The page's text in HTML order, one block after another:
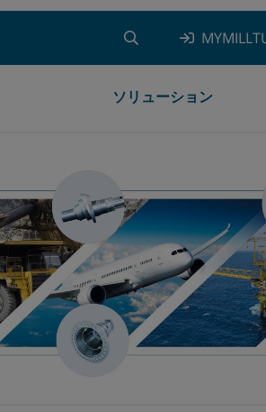
ソリューション
旋盤
製品のメリット
中古機
MILLTURNはすぐに
ロボットセル
機械ライン
モバイルロボットオ
グリッパーシステム
追加ステーション
自動車
印刷機
エネルギー
油圧および空気圧
プラスチック機械
計測テクノロジー
付加製造技術
生産
MYWFL
トレーニング
ツーリングのソリュー
製造のソリューション
レトロフィットのソ
MYMILLTURN
成功の歴史
海外でのお問い合わ
イベント
キャリア
お問合せ
WFL TECTALK
COMPLETE